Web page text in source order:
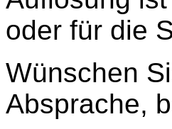
oder für die
Wünschen
Absprache,